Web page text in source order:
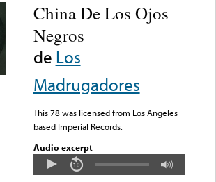
China De Los Ojos
Negros
de Los
Madrugadores
This 78 was licensed from Los Angeles
based Imperial Records.
Audio excerpt